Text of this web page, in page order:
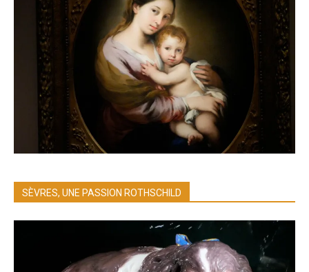
SÈVRES, UNE PASSION ROTHSCHILD